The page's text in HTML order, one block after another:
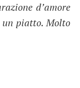
d’amore
un piatto. Molto